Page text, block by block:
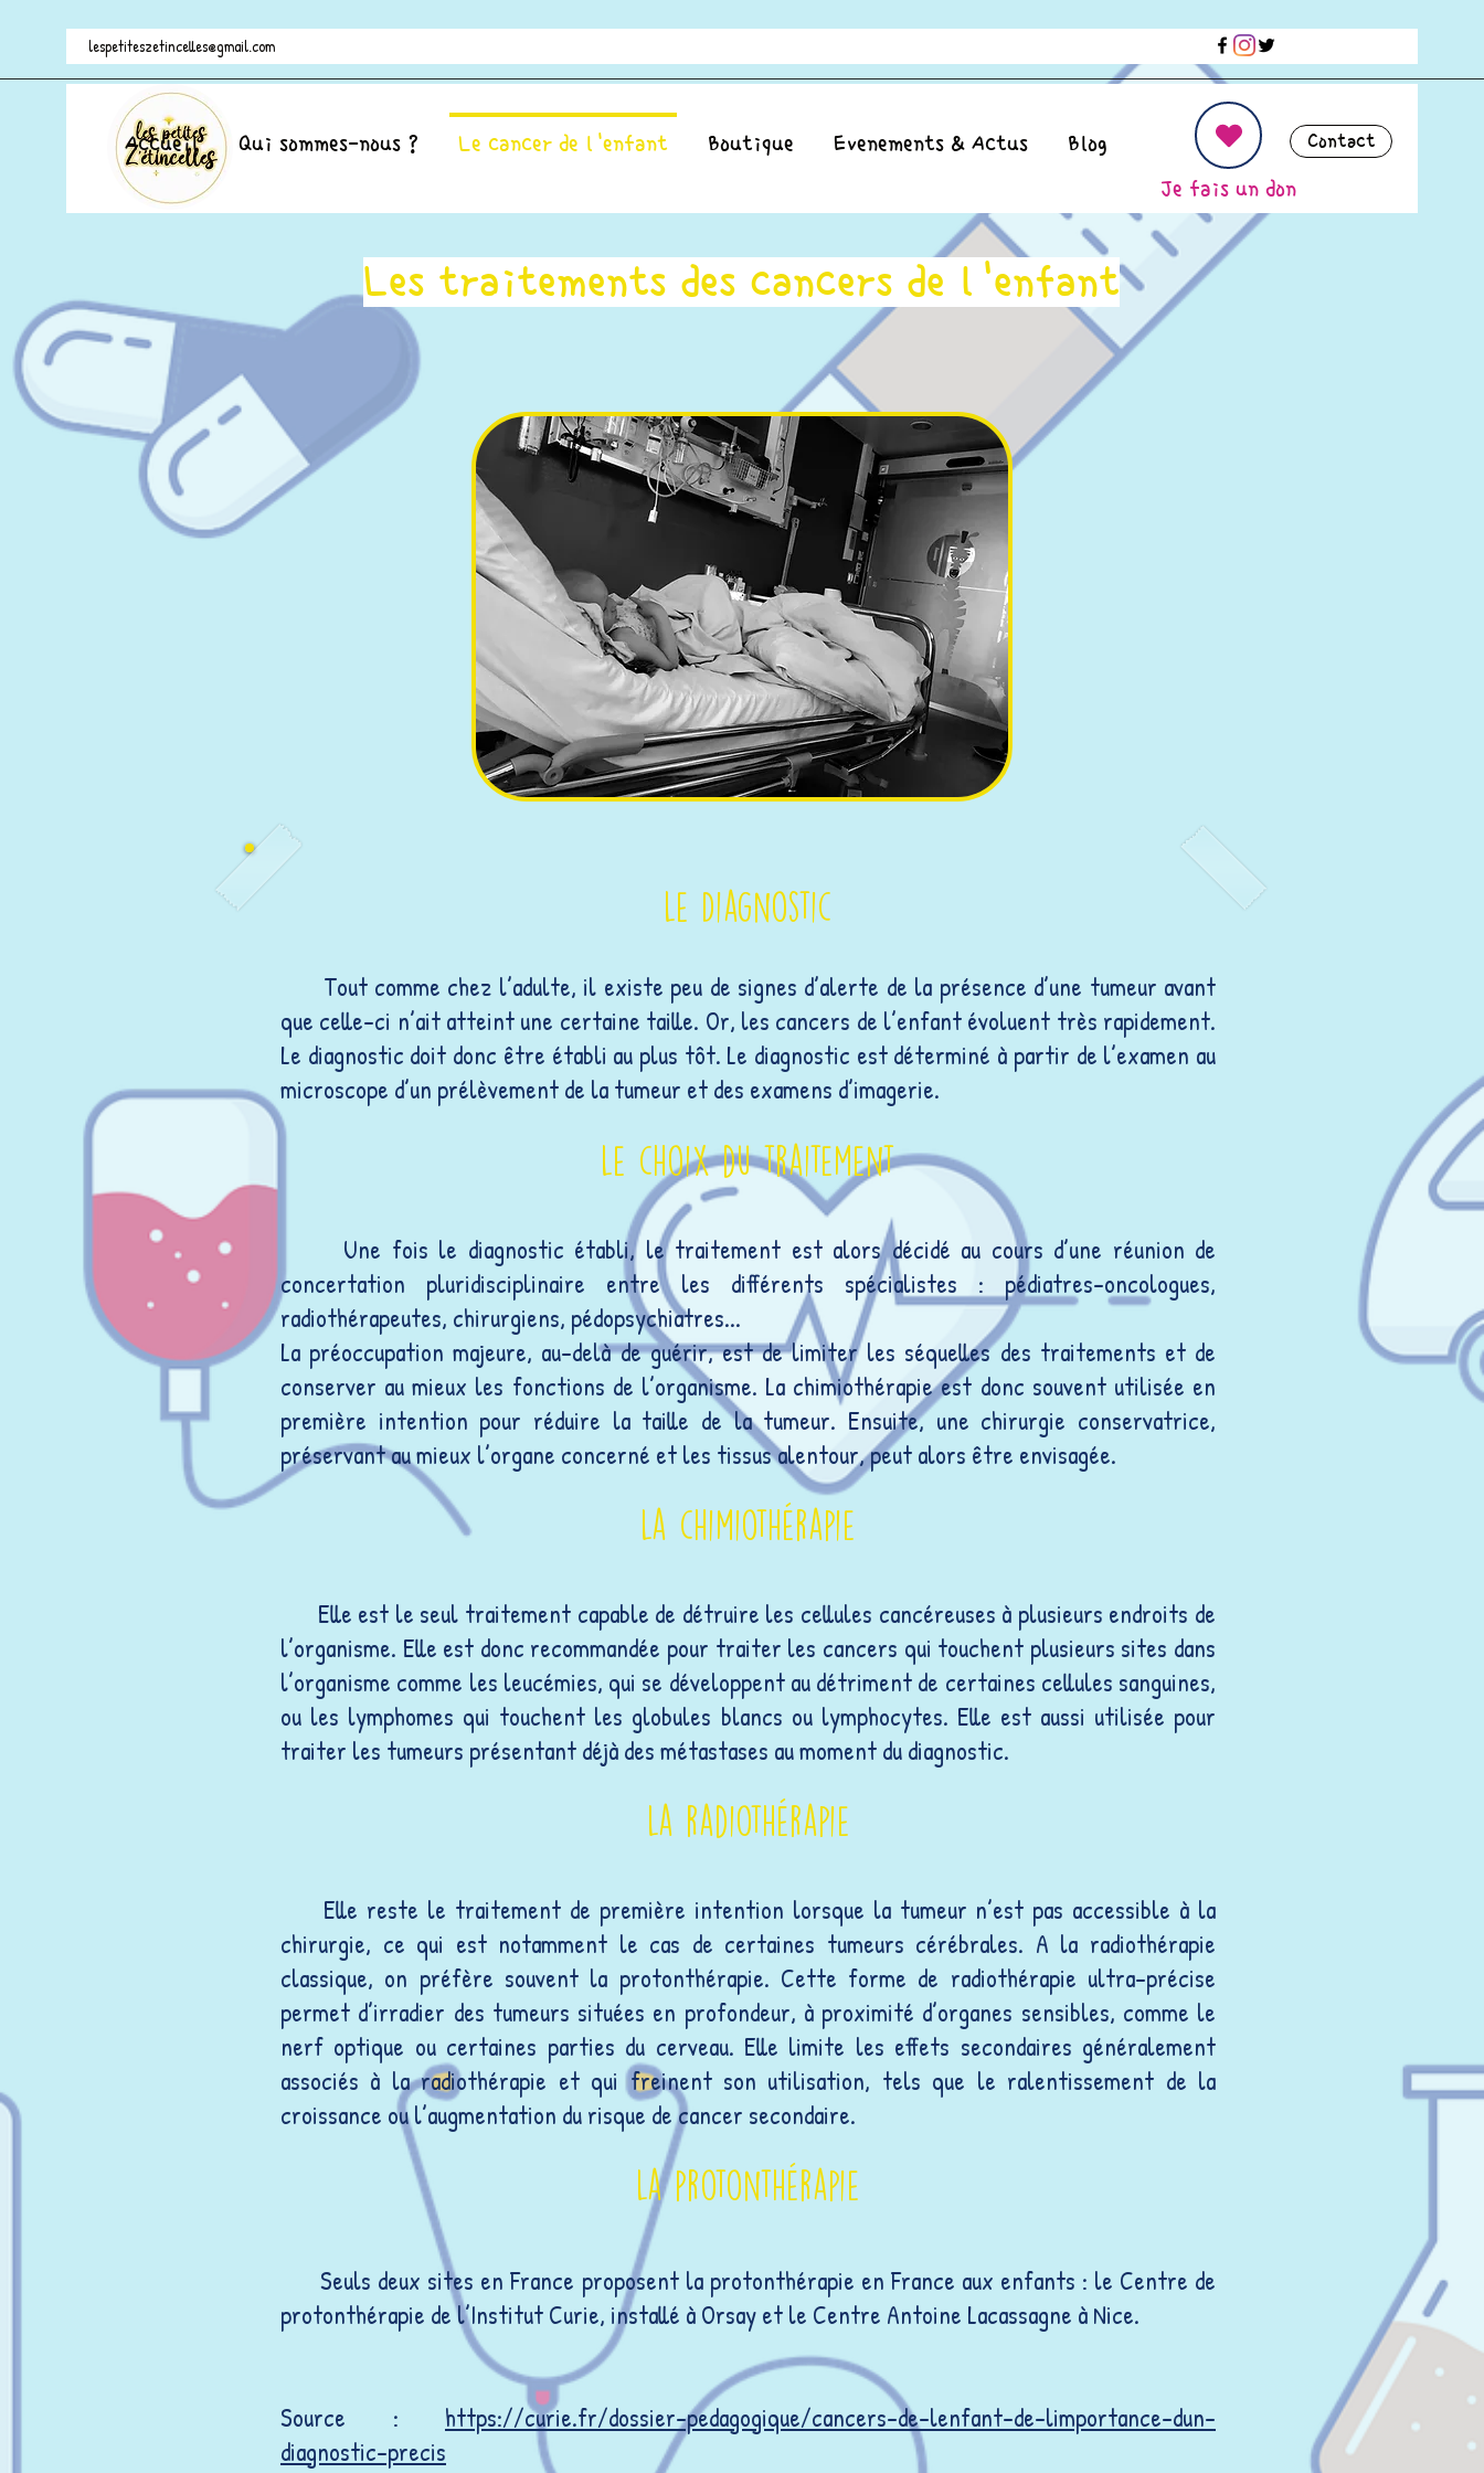
lespetiteszetincelles@gmail.com
Accueil Qui sommes-nous ? Le cancer de l'enfant Boutique Evenements & Actus Blog Contact
Je fais un don
Les traitements des cancers de l'enfant
Le Diagnostic
Tout comme chez l’adulte, il existe peu de signes d’alerte de la présence d’une tumeur avant
que celle-ci n’ait atteint une certaine taille. Or, les cancers de l’enfant évoluent très rapidement.
Le diagnostic doit donc être établi au plus tôt. Le diagnostic est déterminé à partir de l’examen au
microscope d’un prélèvement de la tumeur et des examens d’imagerie.
Le choix du traitement
Une fois le diagnostic établi, le traitement est alors décidé au cours d’une réunion de
concertation pluridisciplinaire entre les différents spécialistes : pédiatres-oncologues,
radiothérapeutes, chirurgiens, pédopsychiatres...
La préoccupation majeure, au-delà de guérir, est de limiter les séquelles des traitements et de
conserver au mieux les fonctions de l’organisme. La chimiothérapie est donc souvent utilisée en
première intention pour réduire la taille de la tumeur. Ensuite, une chirurgie conservatrice,
préservant au mieux l’organe concerné et les tissus alentour, peut alors être envisagée.
La chimiothérapie
Elle est le seul traitement capable de détruire les cellules cancéreuses à plusieurs endroits de
l’organisme. Elle est donc recommandée pour traiter les cancers qui touchent plusieurs sites dans
l’organisme comme les leucémies, qui se développent au détriment de certaines cellules sanguines,
ou les lymphomes qui touchent les globules blancs ou lymphocytes. Elle est aussi utilisée pour
traiter les tumeurs présentant déjà des métastases au moment du diagnostic.
La radiothérapie
Elle reste le traitement de première intention lorsque la tumeur n’est pas accessible à la
chirurgie, ce qui est notamment le cas de certaines tumeurs cérébrales. A la radiothérapie
classique, on préfère souvent la protonthérapie. Cette forme de radiothérapie ultra-précise
permet d’irradier des tumeurs situées en profondeur, à proximité d’organes sensibles, comme le
nerf optique ou certaines parties du cerveau. Elle limite les effets secondaires généralement
associés à la radiothérapie et qui freinent son utilisation, tels que le ralentissement de la
croissance ou l’augmentation du risque de cancer secondaire.
La protonthérapie
Seuls deux sites en France proposent la protonthérapie en France aux enfants : le Centre de
protonthérapie de l’Institut Curie, installé à Orsay et le Centre Antoine Lacassagne à Nice.
Source : https://curie.fr/dossier-pedagogique/cancers-de-lenfant-de-limportance-dun-
diagnostic-precis